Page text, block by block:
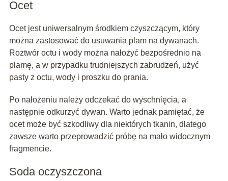
Ocet
Ocet jest uniwersalnym środkiem czyszczącym, który
można zastosować do usuwania plam na dywanach.
Roztwór octu i wody można nałożyć bezpośrednio na
plamę, a w przypadku trudniejszych zabrudzeń, użyć
pasty z octu, wody i proszku do prania.
Po nałożeniu należy odczekać do wyschnięcia, a
następnie odkurzyć dywan. Warto jednak pamiętać, że
ocet może być szkodliwy dla niektórych tkanin, dlatego
zawsze warto przeprowadzić próbę na mało widocznym
fragmencie.
Soda oczyszczona